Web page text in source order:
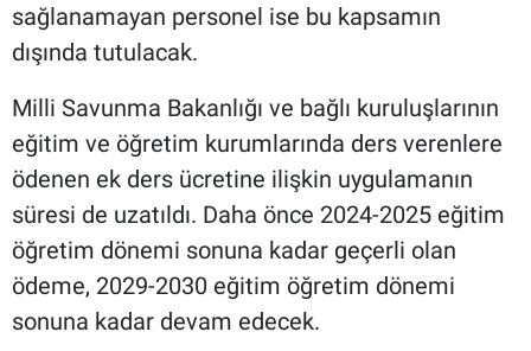
sağlanamayan personel ise bu kapsamın
dışında tutulacak.
Milli Savunma Bakanlığı ve bağlı kuruluşlarının
eğitim ve öğretim kurumlarında ders verenlere
ödenen ek ders ücretine ilişkin uygulamanın
süresi de uzatıldı. Daha önce 2024-2025 eğitim
öğretim dönemi sonuna kadar geçerli olan
ödeme, 2029-2030 eğitim öğretim dönemi
sonuna kadar devam edecek.